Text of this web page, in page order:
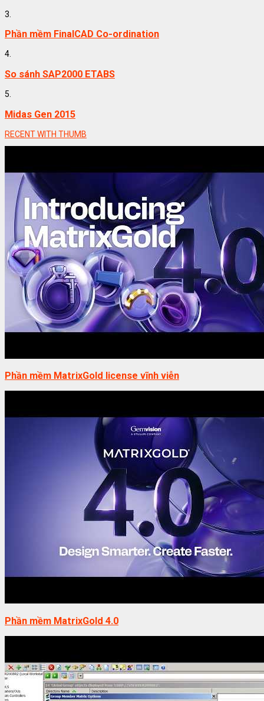
3.
Phần mềm FinalCAD Co-ordination
4.
So sánh SAP2000 ETABS
5.
Midas Gen 2015
RECENT WITH THUMB
Phần mềm MatrixGold license vĩnh viễn
Phần mềm MatrixGold 4.0